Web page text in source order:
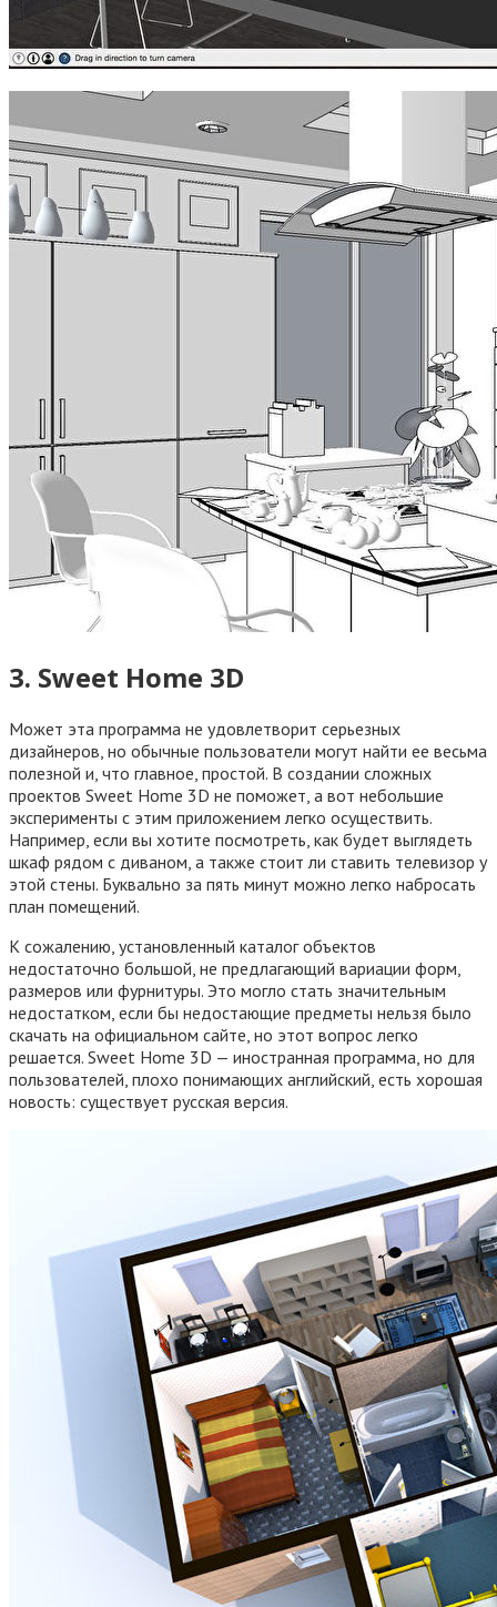
3. Sweet Home 3D
Может эта программа не удовлетворит серьезных
дизайнеров, но обычные пользователи могут найти ее весьма
полезной и, что главное, простой. В создании сложных
проектов Sweet Home 3D не поможет, а вот небольшие
эксперименты с этим приложением легко осуществить.
Например, если вы хотите посмотреть, как будет выглядеть
шкаф рядом с диваном, а также стоит ли ставить телевизор у
этой стены. Буквально за пять минут можно легко набросать
план помещений.
К сожалению, установленный каталог объектов
недостаточно большой, не предлагающий вариации форм,
размеров или фурнитуры. Это могло стать значительным
недостатком, если бы недостающие предметы нельзя было
скачать на официальном сайте, но этот вопрос легко
решается. Sweet Home 3D — иностранная программа, но для
пользователей, плохо понимающих английский, есть хорошая
новость: существует русская версия.